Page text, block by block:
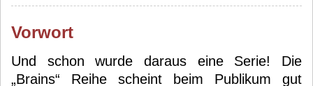
Vorwort
Und schon wurde daraus eine Serie! Die
„Brains“ Reihe scheint beim Publikum gut